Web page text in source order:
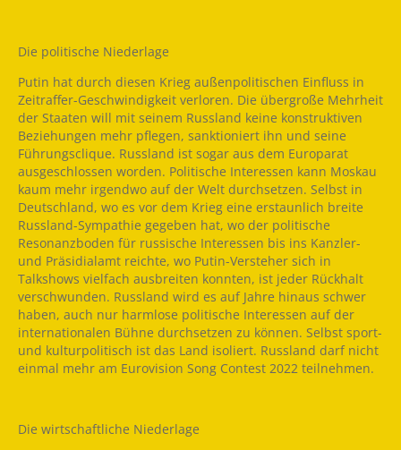
Die politische Niederlage
Putin hat durch diesen Krieg außenpolitischen Einfluss in
Zeitraffer-Geschwindigkeit verloren. Die übergroße Mehrheit
der Staaten will mit seinem Russland keine konstruktiven
Beziehungen mehr pflegen, sanktioniert ihn und seine
Führungsclique. Russland ist sogar aus dem Europarat
ausgeschlossen worden. Politische Interessen kann Moskau
kaum mehr irgendwo auf der Welt durchsetzen. Selbst in
Deutschland, wo es vor dem Krieg eine erstaunlich breite
Russland-Sympathie gegeben hat, wo der politische
Resonanzboden für russische Interessen bis ins Kanzler-
und Präsidialamt reichte, wo Putin-Versteher sich in
Talkshows vielfach ausbreiten konnten, ist jeder Rückhalt
verschwunden. Russland wird es auf Jahre hinaus schwer
haben, auch nur harmlose politische Interessen auf der
internationalen Bühne durchsetzen zu können. Selbst sport-
und kulturpolitisch ist das Land isoliert. Russland darf nicht
einmal mehr am Eurovision Song Contest 2022 teilnehmen.
Die wirtschaftliche Niederlage